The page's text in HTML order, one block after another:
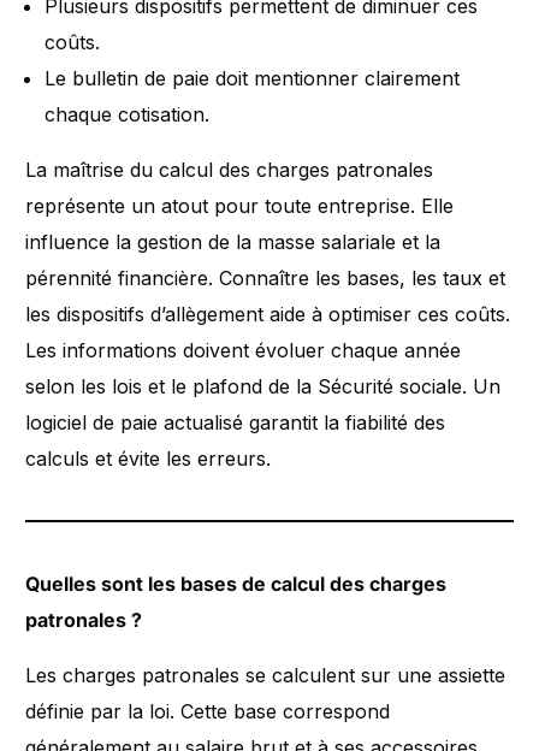
Plusieurs dispositifs permettent de diminuer ces
coûts.
Le bulletin de paie doit mentionner clairement
chaque cotisation.
La maîtrise du calcul des charges patronales
représente un atout pour toute entreprise. Elle
influence la gestion de la masse salariale et la
pérennité financière. Connaître les bases, les taux et
les dispositifs d’allègement aide à optimiser ces coûts.
Les informations doivent évoluer chaque année
selon les lois et le plafond de la Sécurité sociale. Un
logiciel de paie actualisé garantit la fiabilité des
calculs et évite les erreurs.
Quelles sont les bases de calcul des charges
patronales ?
Les charges patronales se calculent sur une assiette
définie par la loi. Cette base correspond